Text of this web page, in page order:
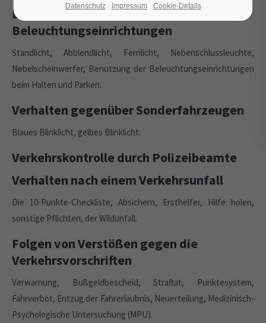
Benutzung von
Beleuchtungseinrichtungen
Standlicht, Abblendlicht, Fernlicht, Nebenschlussleuchte,
Nebelscheinwerfer, Benutzung der Beleuchtungseinrichtungen
beim Halten und Parken.
Verhalten gegenüber Sonderfahrzeugen
Blaues Blinklicht, gelbes Blinklicht.
Verkehrskontrolle durch Polizeibeamte
Verhalten nach einem Verkehrsunfall
Die 10-Punkte-Checkliste, Absichern, Ersthelfer, Hilfe holen,
sonstige Pflichten, der Wildunfall.
Folgen von Verstößen gegen die
Verkehrsvorschriften
Verwarnung, Bußgeldbescheid, Straftat, Punktesystem,
Fahrverbot, Entzug der Fahrerlaubnis, Neuerteilung, Medizinisch-
Psychologische Untersuchung (MPU).
Datenschutz Impressum Cookie-Details